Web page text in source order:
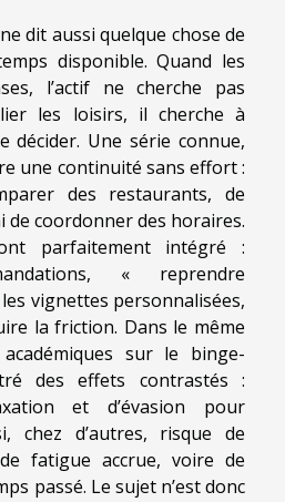
dit aussi quelque chose de
disponible. Quand les
l’actif ne cherche pas
les loisirs, il cherche à
décider. Une série connue,
une continuité sans effort :
des restaurants, de
de coordonner des horaires.
parfaitement intégré :
« reprendre
les vignettes personnalisées,
la friction. Dans le même
sur le binge-
des effets contrastés :
et d’évasion pour
chez d’autres, risque de
fatigue accrue, voire de
passé. Le sujet n’est donc